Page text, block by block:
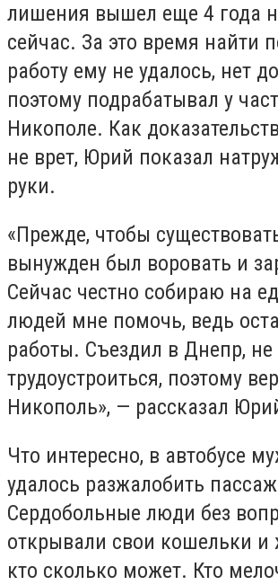
лишения вышел еще 4 года
сейчас. За это время найти
работу ему не удалось, нет
поэтому подрабатывал у
Никополе. Как
не врет, Юрий показал
руки.
«Прежде, чтобы
вынужден был воровать и
Сейчас честно собираю на
людей мне помочь, ведь
работы. Съездил в Днепр, не
трудоустроиться, поэтому
Никополь», — рассказал
Что интересно, в автобусе
удалось разжалобить
Сердобольные люди без
открывали свои кошельки и
кто сколько может. Кто